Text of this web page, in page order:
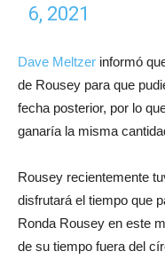
6, 2021
Dave Meltzer informó
de Rousey para que
fecha posterior, por lo
ganaría la misma
Rousey recientemente
disfrutará el tiempo que
Ronda Rousey en este
de su tiempo fuera del